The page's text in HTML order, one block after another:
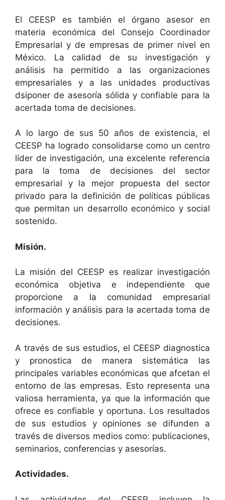
El CEESP es también el órgano asesor en
materia económica del Consejo Coordinador
Empresarial y de empresas de primer nivel en
México. La calidad de su investigación y
análisis ha permitido a las organizaciones
empresariales y a las unidades productivas
dsiponer de asesoría sólida y confiable para la
acertada toma de decisiones.
A lo largo de sus 50 años de existencia, el
CEESP ha logrado consolidarse como un centro
líder de investigación, una excelente referencia
para la toma de decisiones del sector
empresarial y la mejor propuesta del sector
privado para la definición de políticas públicas
que permitan un desarrollo económico y social
sostenido.
Misión.
La misión del CEESP es realizar investigación
económica objetiva e independiente que
proporcione a la comunidad empresarial
información y análisis para la acertada toma de
decisiones.
A través de sus estudios, el CEESP diagnostica
y pronostica de manera sistemática las
principales variables económicas que afcetan el
entorno de las empresas. Esto representa una
valiosa herramienta, ya que la información que
ofrece es confiable y oportuna. Los resultados
de sus estudios y opiniones se difunden a
través de diversos medios como: publicaciones,
seminarios, conferencias y asesorías.
Actividades.